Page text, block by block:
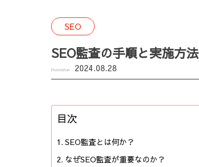
SEO
SEO監査の手順と実施方法
Posted on 2024.08.28
目次
SEO監査とは何か？
なぜSEO監査が重要なのか？